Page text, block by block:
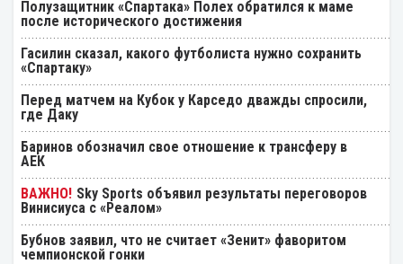
Полузащитник «Спартака» Полех обратился к маме
после исторического достижения
Гасилин сказал, какого футболиста нужно сохранить
«Спартаку»
Перед матчем на Кубок у Карседо дважды спросили,
где Даку
Баринов обозначил свое отношение к трансферу в
АЕК
Sky Sports объявил результаты переговоров
Винисиуса с «Реалом»
Бубнов заявил, что не считает «Зенит» фаворитом
чемпионской гонки